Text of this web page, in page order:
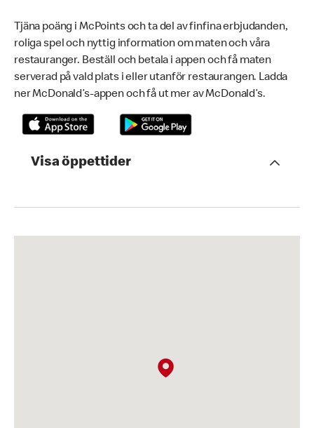
Tjäna poäng i McPoints och ta del av finfina erbjudanden,
roliga spel och nyttig information om maten och våra
restauranger. Beställ och betala i appen och få maten
serverad på vald plats i eller utanför restaurangen. Ladda
ner McDonald’s-appen och få ut mer av McDonald’s.
Visa öppettider